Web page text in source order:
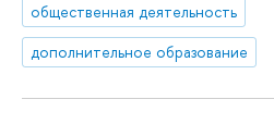
общественная деятельность
дополнительное образование